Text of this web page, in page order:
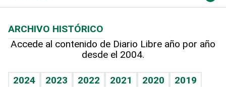
Hablando con el pediatra
Vida y familia
Línea de hit
TBT Deportivo
Más firmas
Hecho en casa
Guía del dinero
Cumpleaños
Horóscopos
ARCHIVO HISTÓRICO
Accede al contenido de Diario Libre año por año
desde el 2004.
2024 2023 2022 2021 2020
2019